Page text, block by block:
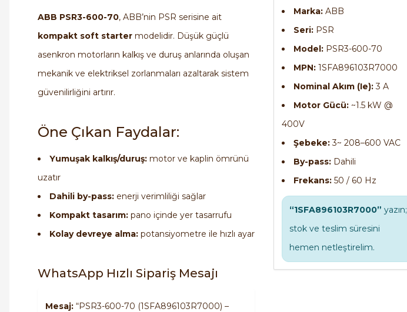
ABB PSR3-600-70, ABB’nin PSR serisine ait
kompakt soft starter modelidir. Düşük güçlü
asenkron motorların kalkış ve duruş anlarında oluşan
mekanik ve elektriksel zorlanmaları azaltarak sistem
güvenilirliğini artırır.
Öne Çıkan Faydalar:
Yumuşak kalkış/duruş: motor ve kaplin ömrünü
uzatır
Dahili by-pass: enerji verimliliği sağlar
Kompakt tasarım: pano içinde yer tasarrufu
Kolay devreye alma: potansiyometre ile hızlı ayar
WhatsApp Hızlı Sipariş Mesajı
Mesaj:“PSR3-600-70 (1SFA896103R7000) –
Marka:ABB
Seri:PSR
Model:PSR3-600-70
MPN:1SFA896103R7000
Nominal Akım (Ie):3 A
Motor Gücü:~1.5 kW @
400V
Şebeke:3~ 208–600 VAC
By-pass:Dahili
Frekans:50 / 60 Hz
“1SFA896103R7000” yazın;
stok ve teslim süresini
hemen netleştirelim.